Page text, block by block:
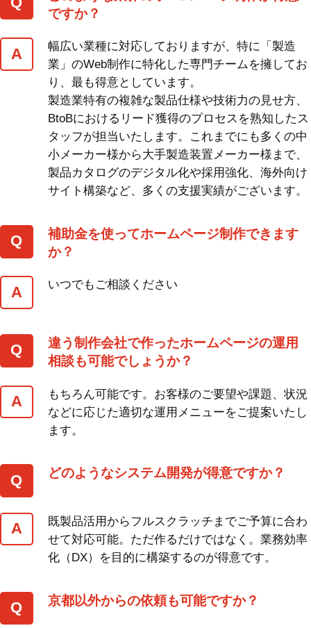
ですか？
幅広い業種に対応しておりますが、特に「製造
業」のWeb制作に特化した専門チームを擁してお
り、最も得意としています。
製造業特有の複雑な製品仕様や技術力の見せ方、
BtoBにおけるリード獲得のプロセスを熟知したス
タッフが担当いたします。これまでにも多くの中
小メーカー様から大手製造装置メーカー様まで、
製品カタログのデジタル化や採用強化、海外向け
サイト構築など、多くの支援実績がございます。
補助金を使ってホームページ制作できます
か？
いつでもご相談ください
違う制作会社で作ったホームページの運用
相談も可能でしょうか？
もちろん可能です。お客様のご要望や課題、状況
などに応じた適切な運用メニューをご提案いたし
ます。
どのようなシステム開発が得意ですか？
既製品活用からフルスクラッチまでご予算に合わ
せて対応可能。ただ作るだけではなく。業務効率
化（DX）を目的に構築するのが得意です。
京都以外からの依頼も可能ですか？